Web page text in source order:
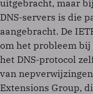
uitgebracht, maar
DNS-servers is die
aangebracht. De
om het probleem bij
het DNS-protocol
van
Extensions Group,